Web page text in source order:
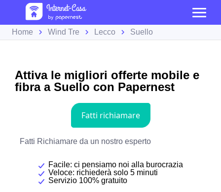
Home Wind Tre Lecco Suello